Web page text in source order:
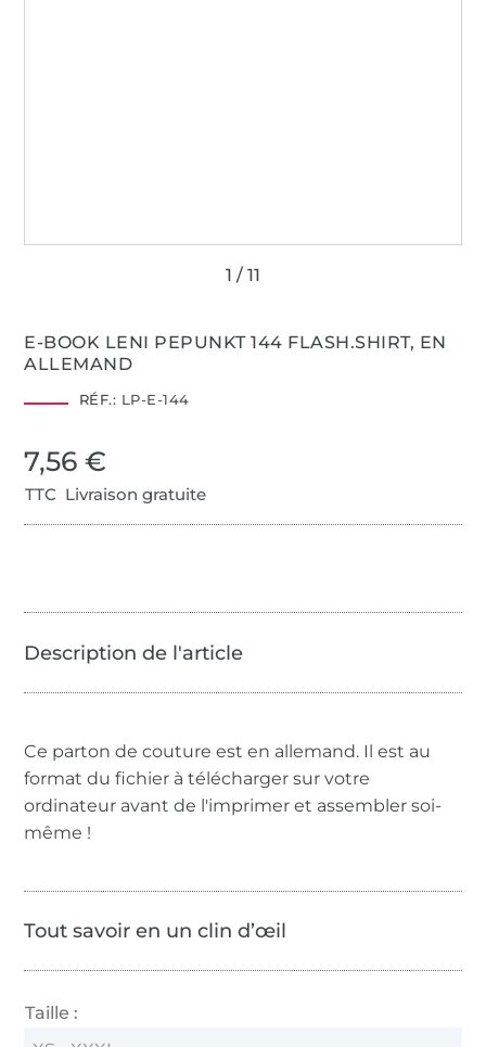
E-BOOK LENI PEPUNKT 144 FLASH.SHIRT, EN
ALLEMAND
RÉF.: LP-E-144
7,56 €
TTC Livraison gratuite
Ce parton de couture est en allemand. Il est au
format du fichier à télécharger sur votre
ordinateur avant de l'imprimer et assembler soi-
même !
Tout savoir en un clin d’œil
Taille :